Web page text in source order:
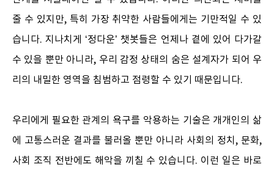
줄 수 있지만, 특히 가장 취약한 사람들에게는 기만적일 수 있
습니다. 지나치게 ‘정다운’ 챗봇들은 언제나 곁에 있어 다가갈
수 있을 뿐만 아니라, 우리 감정 상태의 숨은 설계자가 되어 우
리의 내밀한 영역을 침범하고 점령할 수 있기 때문입니다.
우리에게 필요한 관계의 욕구를 악용하는 기술은 개개인의 삶
에 고통스러운 결과를 불러올 뿐만 아니라 사회의 정치, 문화,
사회 조직 전반에도 해악을 끼칠 수 있습니다. 이런 일은 바로